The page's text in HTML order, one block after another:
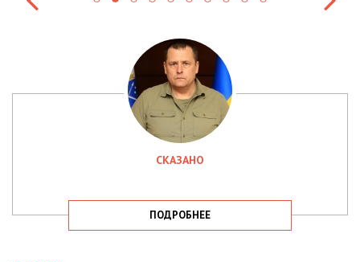
СКАЗАНО
ПОДРОБНЕЕ